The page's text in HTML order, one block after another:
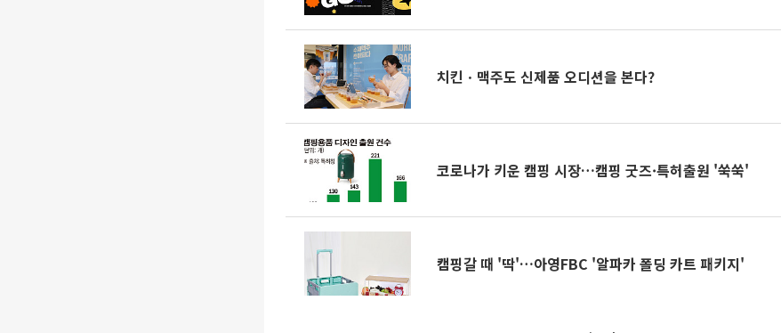
치킨ㆍ맥주도 신제품 오디션을 본다?
코로나가 키운 캠핑 시장…캠핑 굿즈·특허출원 '쑥쑥'
캠핑갈 때 '딱'…아영FBC '알파카 폴딩 카트 패키지'